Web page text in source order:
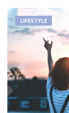
LIFESTYLE